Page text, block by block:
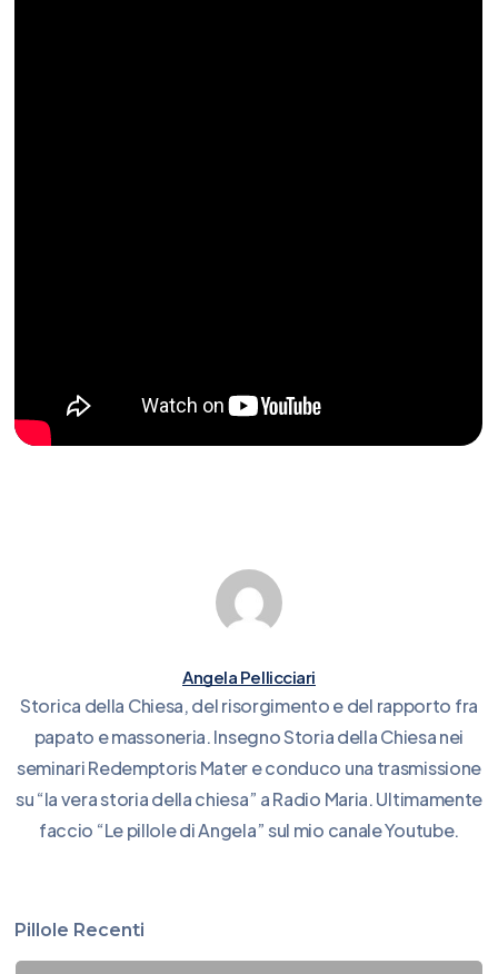
Angela Pellicciari
Storica della Chiesa, del risorgimento e del rapporto fra
papato e massoneria. Insegno Storia della Chiesa nei
seminari Redemptoris Mater e conduco una trasmissione
su “la vera storia della chiesa” a Radio Maria. Ultimamente
faccio “Le pillole di Angela” sul mio canale Youtube.
Pillole Recenti